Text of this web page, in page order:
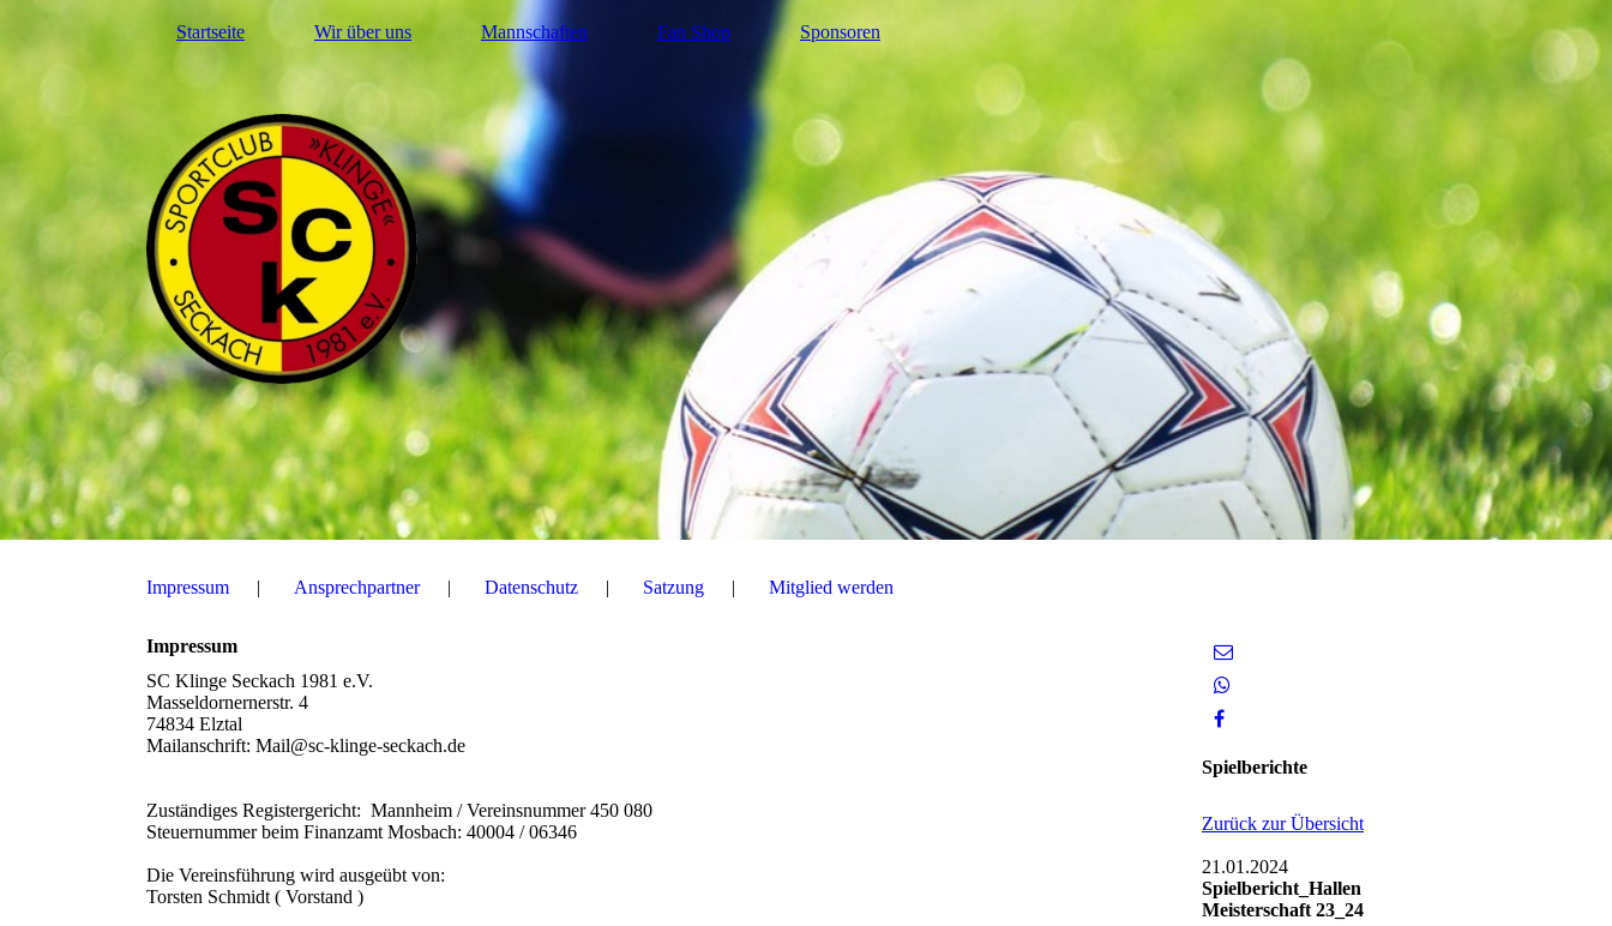
Startseite Wir über uns Mannschaften Fan Shop Sponsoren
Impressum Ansprechpartner Datenschutz Satzung Mitglied werden
Impressum
SC Klinge Seckach 1981 e.V.
Masseldornernerstr. 4
74834 Elztal
Mailanschrift: Mail@sc-klinge-seckach.de
Zuständiges Registergericht: Mannheim / Vereinsnummer 450 080
Steuernummer beim Finanzamt Mosbach: 40004 / 06346
Die Vereinsführung wird ausgeübt von:
Torsten Schmidt ( Vorstand )
Spielberichte
Zurück zur Übersicht
21.01.2024
Spielbericht_Hallen
Meisterschaft 23_24